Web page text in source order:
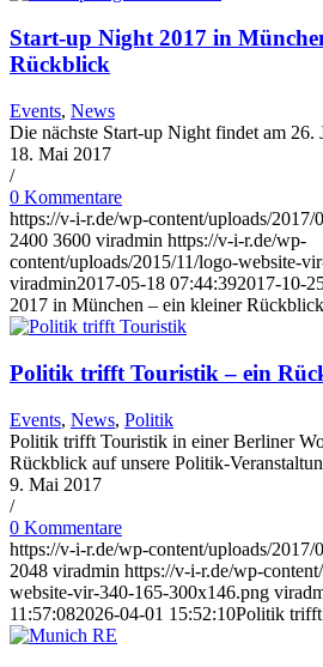
Start-up Night 2017 in
Rückblick
Events, News
Die nächste Start-up Night findet am 26.
18. Mai 2017
/
0 Kommentare
https://v-i-r.de/wp-content/uploads/
2400 3600 viradmin https://v-i-r.de/wp-
content/uploads/2015/11/logo-website-
viradmin2017-05-18 07:44:392017-10-
2017 in München – ein kleiner Rückblick
Politik trifft Touristik – ein
Events, News, Politik
Politik trifft Touristik in einer Berliner
Rückblick auf unsere Politik-
9. Mai 2017
/
0 Kommentare
https://v-i-r.de/wp-content/uploads/2017/
2048 viradmin https://v-i-r.de/wp-
website-vir-340-165-300x146.png
11:57:082026-04-01 15:52:10Politik